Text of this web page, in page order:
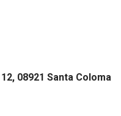
08921 Santa Coloma